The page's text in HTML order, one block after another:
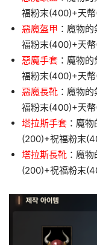
福粉末(400)+天
惡魔盔甲 ：魔物
福粉末(400)+天
惡魔手套 ：魔物
福粉末(400)+天
惡魔長靴 ：魔物
福粉末(400)+天
塔拉斯手套 ：魔
(200)+祝福粉末
塔拉斯長靴 ：魔
(200)+祝福粉末